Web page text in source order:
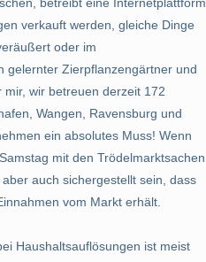
betreibt eine Internetplattform
verkauft werden, gleiche Dinge
oder im
gelernter Zierpflanzengärtner und
wir betreuen derzeit 172
Wangen, Ravensburg und
ein absolutes Muss! Wenn
mit den Trödelmarktsachen
auch sichergestellt sein, dass
vom Markt erhält.
Haushaltsauflösungen ist meist